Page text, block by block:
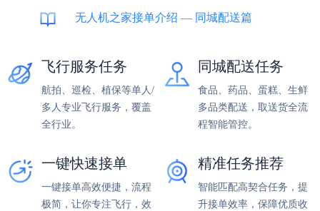
一键快速接单
一键接单高效便捷，流程
极简，让你专注飞行，效
精准任务推荐
智能匹配高契合任务，提
升接单效率，保障优质收
飞行服务任务
航拍、巡检、植保等单人/
多人专业飞行服务，覆盖
全行业。
同城配送任务
食品、药品、蛋糕、生鲜
多品类配送，取送货全流
程智能管控。
无人机之家接单介绍 — 同城配送篇